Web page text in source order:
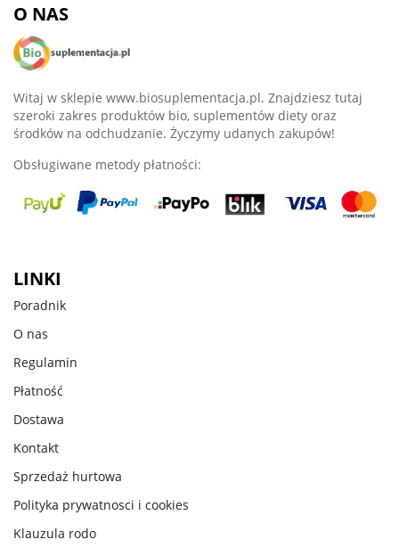
O NAS
Witaj w sklepie www.biosuplementacja.pl. Znajdziesz tutaj
szeroki zakres produktów bio, suplementów diety oraz
środków na odchudzanie. Życzymy udanych zakupów!
Obsługiwane metody płatności:
LINKI
Poradnik
O nas
Regulamin
Płatność
Dostawa
Kontakt
Sprzedaż hurtowa
Polityka prywatnosci i cookies
Klauzula rodo